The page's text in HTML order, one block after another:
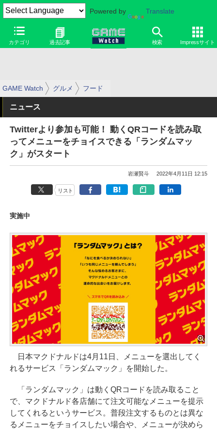
Powered by Translate
カテゴリ 過去記事 検索 Impressサイト
GAME Watch グルメ フード
ニュース
Twitterより参加も可能！ 動くQRコードを読み取
ってメニューをチョイスできる「ランダムマッ
ク」がスタート
岩瀬賢斗 2022年4月11日 12:15
リスト
実施中
日本マクドナルドは4月11日、メニューを選出してく
れるサービス「ランダムマック」を開始した。
「ランダムマック」は動くQRコードを読み取ること
で、マクドナルド各店舗にて注文可能なメニューを提示
してくれるというサービス。普段注文するものとは異な
るメニューをチョイスしたい場合や、メニューが決めら